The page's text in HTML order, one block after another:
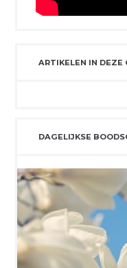
ARTIKELEN IN DEZE
DAGELIJKSE